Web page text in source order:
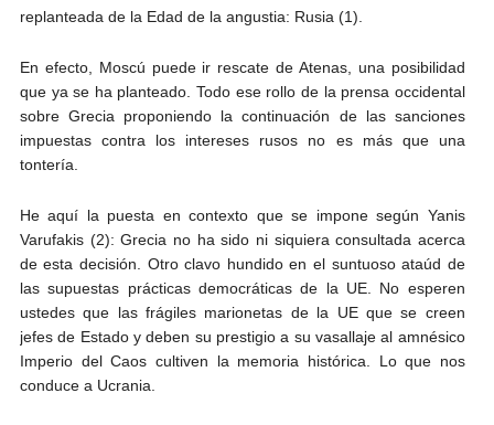
replanteada de la Edad de la angustia: Rusia (1).
En efecto, Moscú puede ir rescate de Atenas, una posibilidad
que ya se ha planteado. Todo ese rollo de la prensa occidental
sobre Grecia proponiendo la continuación de las sanciones
impuestas contra los intereses rusos no es más que una
tontería.
He aquí la puesta en contexto que se impone según Yanis
Varufakis (2): Grecia no ha sido ni siquiera consultada acerca
de esta decisión. Otro clavo hundido en el suntuoso ataúd de
las supuestas prácticas democráticas de la UE. No esperen
ustedes que las frágiles marionetas de la UE que se creen
jefes de Estado y deben su prestigio a su vasallaje al amnésico
Imperio del Caos cultiven la memoria histórica. Lo que nos
conduce a Ucrania.